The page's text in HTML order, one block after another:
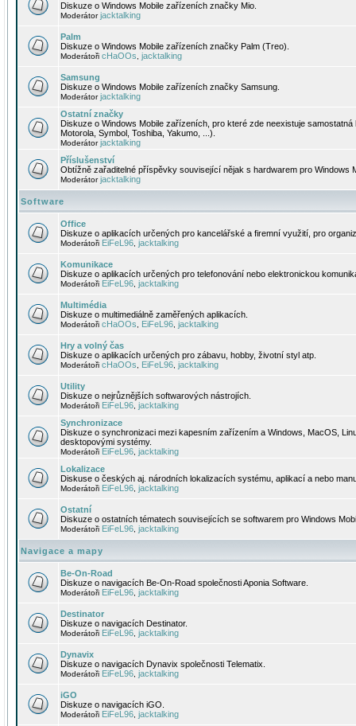
Diskuze o Windows Mobile zařízeních značky Mio.
Moderátorjacktalking
Palm
Diskuze o Windows Mobile zařízeních značky Palm (Treo).
Moderátoři cHaOOs jacktalking
Samsung
Diskuze o Windows Mobile zařízeních značky Samsung.
Moderátorjacktalking
Ostatní značky
Diskuze o Windows Mobile zařízeních, pro které zde neexistuje
Motorola, Symbol, Toshiba, Yakumo, ...).
Moderátorjacktalking
Příslušenství
Obtížně zařaditelné příspěvky související nějak s hardwarem pro Windows
Moderátorjacktalking
Software
Office
Diskuze o aplikacích určených pro kancelářské a firemní využití, pro
Moderátoři EiFeL96 jacktalking
Komunikace
Diskuze o aplikacích určených pro telefonování nebo elektronickou
Moderátoři EiFeL96 jacktalking
Multimédia
Diskuze o multimediálně zaměřených aplikacích.
Moderátoři cHaOOs EiFeL96 jacktalking
Hry a volný čas
Diskuze o aplikacích určených pro zábavu, hobby, životní styl atp.
Moderátoři cHaOOs EiFeL96 jacktalking
Utility
Diskuze o nejrůznějších softwarových nástrojích.
Moderátoři EiFeL96 jacktalking
Synchronizace
Diskuze o synchronizaci mezi kapesním zařízením a Windows, MacOS,
desktopovými systémy.
Moderátoři EiFeL96 jacktalking
Lokalizace
Diskuse o českých aj. národních lokalizacích systému, aplikací a nebo
Moderátoři EiFeL96 jacktalking
Ostatní
Diskuze o ostatních tématech souvisejících se softwarem pro Windows
Moderátoři EiFeL96 jacktalking
Navigace a mapy
Be-On-Road
Diskuze o navigacích Be-On-Road společnosti Aponia Software.
Moderátoři EiFeL96 jacktalking
Destinator
Diskuze o navigacích Destinator.
Moderátoři EiFeL96 jacktalking
Dynavix
Diskuze o navigacích Dynavix společnosti Telematix.
Moderátoři EiFeL96 jacktalking
iGO
Diskuze o navigacích iGO.
Moderátoři EiFeL96 jacktalking